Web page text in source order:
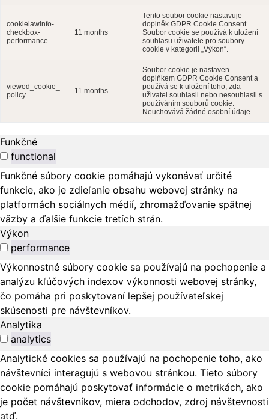
cookielawinfo-
checkbox-
performance
11 months
Tento soubor cookie nastavuje
doplněk GDPR Cookie Consent.
Soubor cookie se používá k uložení
souhlasu uživatele pro soubory
cookie v kategorii „Výkon“.
viewed_cookie_
policy
11 months
Soubor cookie je nastaven
doplňkem GDPR Cookie Consent a
používá se k uložení toho, zda
uživatel souhlasil nebo nesouhlasil s
používáním souborů cookie.
Neuchovává žádné osobní údaje.
Funkčné
functional
Funkčné súbory cookie pomáhajú vykonávať určité
funkcie, ako je zdieľanie obsahu webovej stránky na
platformách sociálnych médií, zhromažďovanie spätnej
väzby a ďalšie funkcie tretích strán.
Výkon
performance
Výkonnostné súbory cookie sa používajú na pochopenie a
analýzu kľúčových indexov výkonnosti webovej stránky,
čo pomáha pri poskytovaní lepšej používateľskej
skúsenosti pre návštevníkov.
Analytika
analytics
Analytické cookies sa používajú na pochopenie toho, ako
návštevníci interagujú s webovou stránkou. Tieto súbory
cookie pomáhajú poskytovať informácie o metrikách, ako
je počet návštevníkov, miera odchodov, zdroj návštevnosti
atď.